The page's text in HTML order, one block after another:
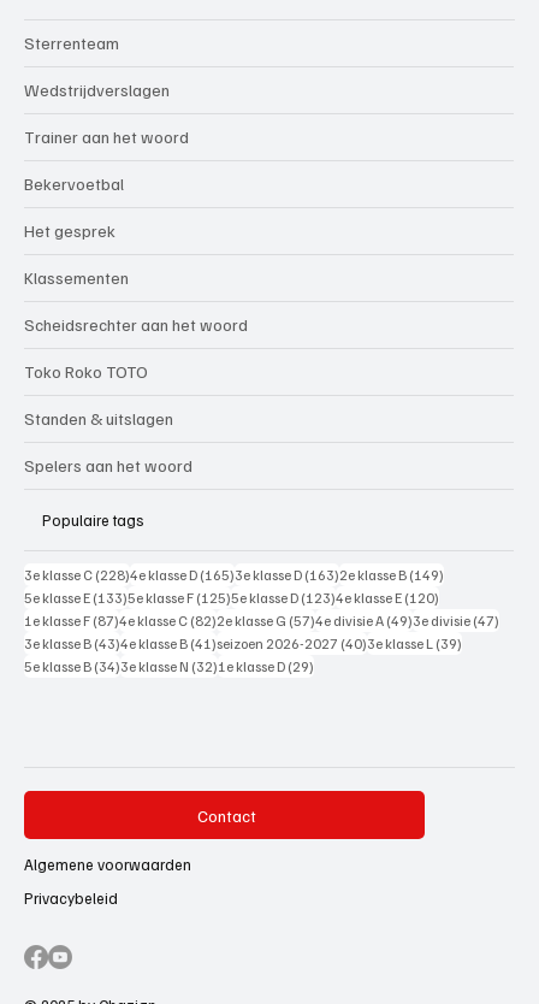
Sterrenteam
Wedstrijdverslagen
Trainer aan het woord
Bekervoetbal
Het gesprek
Klassementen
Scheidsrechter aan het woord
Toko Roko TOTO
Standen & uitslagen
Spelers aan het woord
Populaire tags
3e klasse C (228)228 posts
4e klasse D (165)165 posts
3e klasse D (163)163 posts
2e klasse B (149)
5e klasse E (133)133 posts
5e klasse F (125)125 posts
5e klasse D (123)123 posts
4e klasse E (120)
1e klasse F (87)87 posts
4e klasse C (82)82 posts
2e klasse G (57)57 posts
4e divisie A (49)49 posts
3e divisie (47)
3e klasse B (43)43 posts
4e klasse B (41)41 posts
seizoen 2026-2027 (40)40 posts
3e klasse L (39)
5e klasse B (34)34 posts
3e klasse N (32)32 posts
1e klasse D (29)
Contact
Algemene voorwaarden
Privacybeleid